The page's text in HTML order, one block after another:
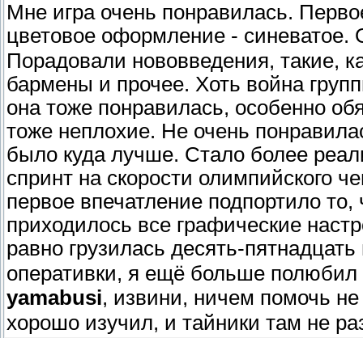
Мне игра очень понравилась.
цветовое оформление - синеватое.
Порадовали нововведения, такие,
бармены и прочее. Хоть война
она тоже понравилась, особенно
тоже неплохие. Не очень
было куда лучше. Стало более
спринт на скорости олимпийского
первое впечатление подпортило
приходилось все графические
равно грузилась десять-
оперативки, я ещё больше полюбил
yamabusi, извини, ничем помочь
хорошо изучил, и тайники там не